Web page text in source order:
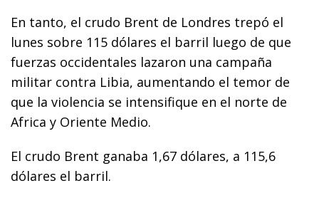
En tanto, el crudo Brent de Londres trepó el
lunes sobre 115 dólares el barril luego de que
fuerzas occidentales lazaron una campaña
militar contra Libia, aumentando el temor de
que la violencia se intensifique en el norte de
Africa y Oriente Medio.
El crudo Brent ganaba 1,67 dólares, a 115,6
dólares el barril.